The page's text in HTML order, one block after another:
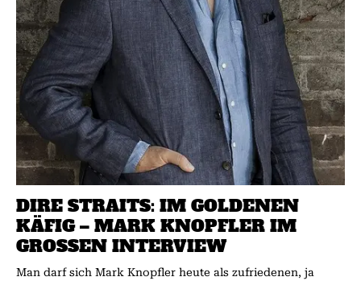
DIRE STRAITS: IM GOLDENEN
KÄFIG – MARK KNOPFLER IM
GROSSEN INTERVIEW
Man darf sich Mark Knopfler heute als zufriedenen, ja